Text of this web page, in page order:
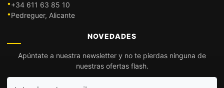
+34 611 63 85 10
Pedreguer, Alicante
NOVEDADES
Apúntate a nuestra newsletter y no te pierdas ninguna de
nuestras ofertas flash.
Introduce